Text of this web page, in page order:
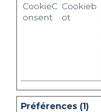
CookieC
onsent
Cookieb
ot
Préférences (1)